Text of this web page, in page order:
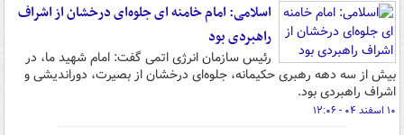
اسلامی: امام خامنه ای جلوه‌ای درخشان از اشراف
راهبردی بود
رئیس سازمان انرژی اتمی گفت: امام شهید ما، در
بیش از سه دهه رهبری حکیمانه، جلوه‌ای درخشان از بصیرت، دوراندیشی و
اشراف راهبردی بود.
۱۰ اسفند ۰۴ - ۱۲:۰۶